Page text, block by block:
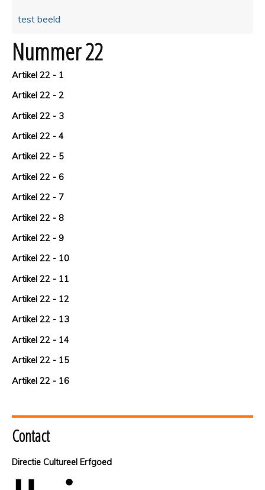
test beeld
Nummer 22
Artikel 22 - 1
Artikel 22 - 2
Artikel 22 - 3
Artikel 22 - 4
Artikel 22 - 5
Artikel 22 - 6
Artikel 22 - 7
Artikel 22 - 8
Artikel 22 - 9
Artikel 22 - 10
Artikel 22 - 11
Artikel 22 - 12
Artikel 22 - 13
Artikel 22 - 14
Artikel 22 - 15
Artikel 22 - 16
Contact
Directie Cultureel Erfgoed